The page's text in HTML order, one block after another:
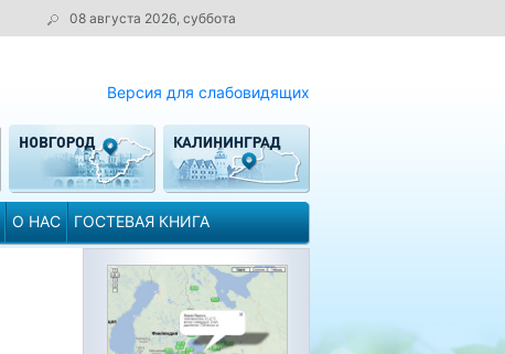
08 августа 2026, суббота
Версия для слабовидящих
О НАС ГОСТЕВАЯ КНИГА